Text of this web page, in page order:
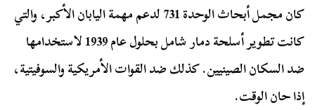
كان مجمل أبحاث الوحدة 731 لدعم مهمة اليابان الأكبر، والتي
كانت تطوير أسلحة دمار شامل بحلول عام 1939 لاستخدامها
ضد السكان الصينيين. كذلك ضد القوات الأمريكية والسوفيتية،
إذا حان الوقت.